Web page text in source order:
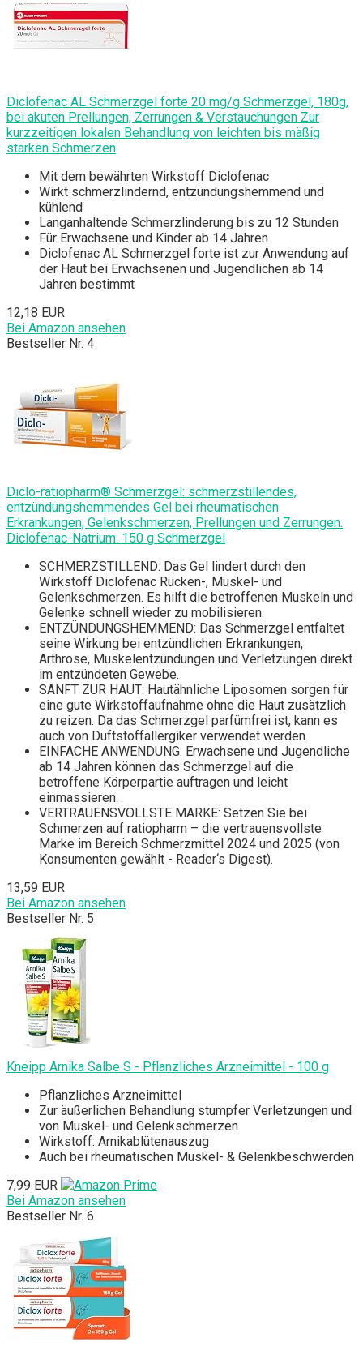
Diclofenac AL Schmerzgel forte 20 mg/g Schmerzgel, 180g,
bei akuten Prellungen, Zerrungen & Verstauchungen Zur
kurzzeitigen lokalen Behandlung von leichten bis mäßig
starken Schmerzen
Mit dem bewährten Wirkstoff Diclofenac
Wirkt schmerzlindernd, entzündungshemmend und
kühlend
Langanhaltende Schmerzlinderung bis zu 12 Stunden
Für Erwachsene und Kinder ab 14 Jahren
Diclofenac AL Schmerzgel forte ist zur Anwendung auf
der Haut bei Erwachsenen und Jugendlichen ab 14
Jahren bestimmt
12,18 EUR
Bei Amazon ansehen
Bestseller Nr. 4
Diclo-ratiopharm® Schmerzgel: schmerzstillendes,
entzündungshemmendes Gel bei rheumatischen
Erkrankungen, Gelenkschmerzen, Prellungen und Zerrungen.
Diclofenac-Natrium. 150 g Schmerzgel
SCHMERZSTILLEND: Das Gel lindert durch den
Wirkstoff Diclofenac Rücken-, Muskel- und
Gelenkschmerzen. Es hilft die betroffenen Muskeln und
Gelenke schnell wieder zu mobilisieren.
ENTZÜNDUNGSHEMMEND: Das Schmerzgel entfaltet
seine Wirkung bei entzündlichen Erkrankungen,
Arthrose, Muskelentzündungen und Verletzungen direkt
im entzündeten Gewebe.
SANFT ZUR HAUT: Hautähnliche Liposomen sorgen für
eine gute Wirkstoffaufnahme ohne die Haut zusätzlich
zu reizen. Da das Schmerzgel parfümfrei ist, kann es
auch von Duftstoffallergiker verwendet werden.
EINFACHE ANWENDUNG: Erwachsene und Jugendliche
ab 14 Jahren können das Schmerzgel auf die
betroffene Körperpartie auftragen und leicht
einmassieren.
VERTRAUENSVOLLSTE MARKE: Setzen Sie bei
Schmerzen auf ratiopharm – die vertrauensvollste
Marke im Bereich Schmerzmittel 2024 und 2025 (von
Konsumenten gewählt - Reader‘s Digest).
13,59 EUR
Bei Amazon ansehen
Bestseller Nr. 5
Kneipp Arnika Salbe S - Pflanzliches Arzneimittel - 100 g
Pflanzliches Arzneimittel
Zur äußerlichen Behandlung stumpfer Verletzungen und
von Muskel- und Gelenkschmerzen
Wirkstoff: Arnikablütenauszug
Auch bei rheumatischen Muskel- & Gelenkbeschwerden
7,99 EUR
Bei Amazon ansehen
Bestseller Nr. 6